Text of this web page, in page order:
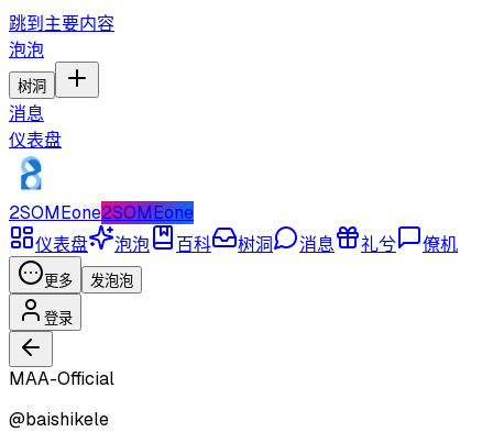
跳到主要内容
泡泡
树洞
消息
仪表盘
2SOMEone2SOMEone
仪表盘
泡泡 百科 树洞 消息 礼兮 僚机
更多 发泡泡
登录
MAA-Official
@baishikele